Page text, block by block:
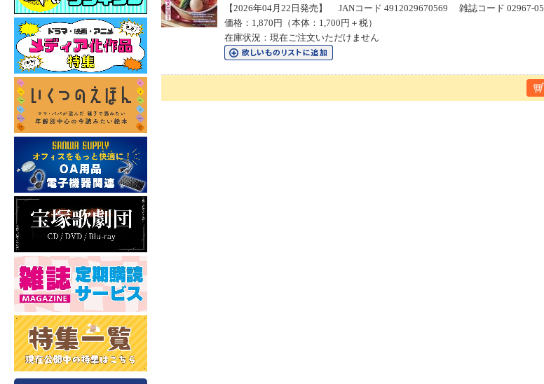
【2026年04月22日発売】 JANコード 4912029670569 雑誌コード 02967-05
価格：1,870円（本体：1,700円＋税）
在庫状況：現在ご注文いただけません